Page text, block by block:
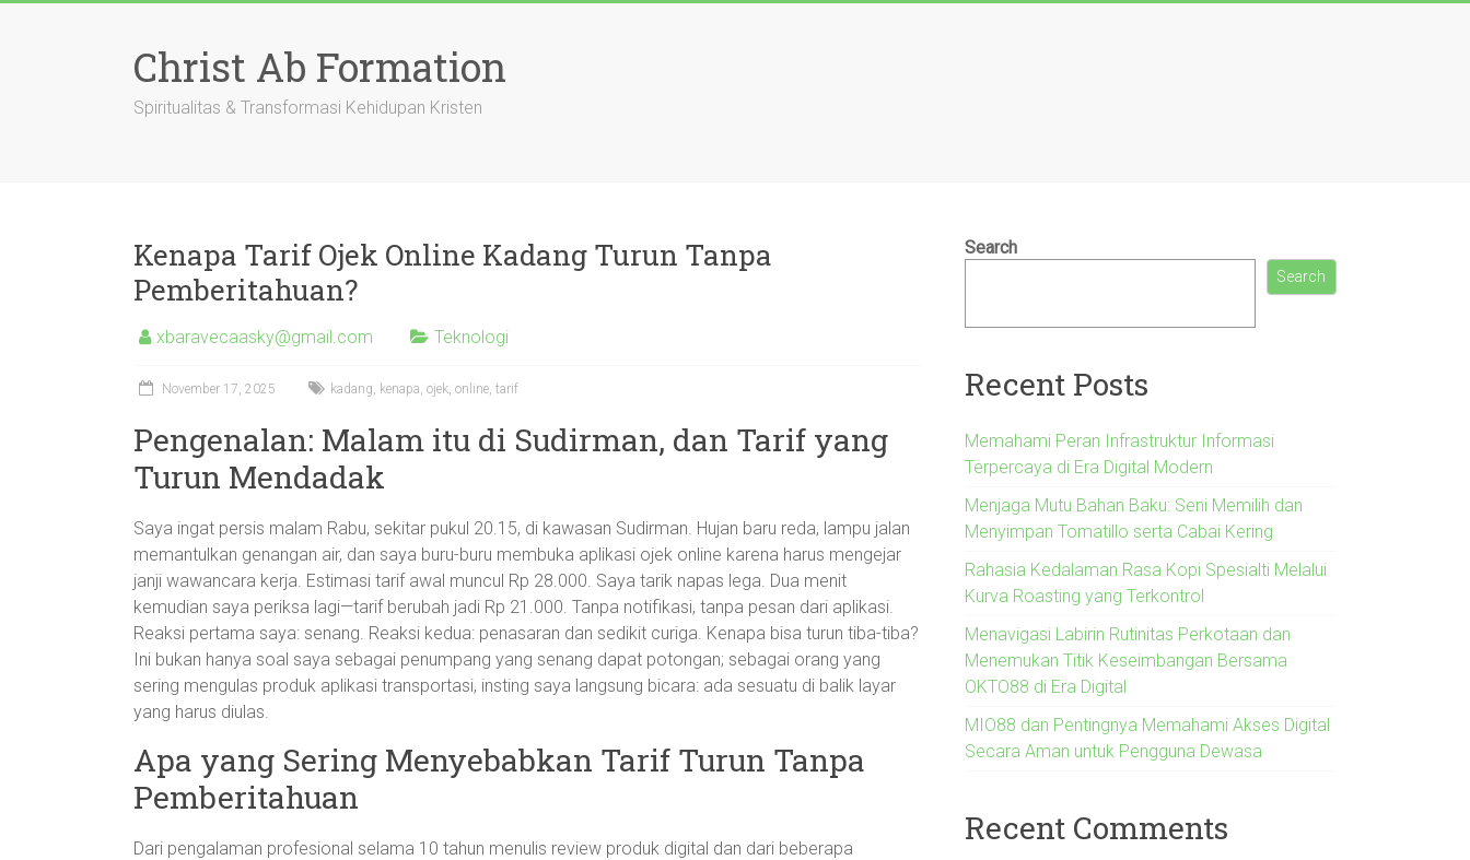
Christ Ab Formation
Spiritualitas & Transformasi Kehidupan Kristen
Kenapa Tarif Ojek Online Kadang Turun Tanpa
Pemberitahuan?
xbaravecaasky@gmail.com Teknologi
November 17, 2025 kadang, kenapa, ojek, online, tarif
Pengenalan: Malam itu di Sudirman, dan Tarif yang
Turun Mendadak
Saya ingat persis malam Rabu, sekitar pukul 20.15, di kawasan Sudirman. Hujan baru reda, lampu jalan
memantulkan genangan air, dan saya buru-buru membuka aplikasi ojek online karena harus mengejar
janji wawancara kerja. Estimasi tarif awal muncul Rp 28.000. Saya tarik napas lega. Dua menit
kemudian saya periksa lagi—tarif berubah jadi Rp 21.000. Tanpa notifikasi, tanpa pesan dari aplikasi.
Reaksi pertama saya: senang. Reaksi kedua: penasaran dan sedikit curiga. Kenapa bisa turun tiba-tiba?
Ini bukan hanya soal saya sebagai penumpang yang senang dapat potongan; sebagai orang yang
sering mengulas produk aplikasi transportasi, insting saya langsung bicara: ada sesuatu di balik layar
yang harus diulas.
Apa yang Sering Menyebabkan Tarif Turun Tanpa
Pemberitahuan
Dari pengalaman profesional selama 10 tahun menulis review produk digital dan dari beberapa
Search
Search
Recent Posts
Memahami Peran Infrastruktur Informasi
Terpercaya di Era Digital Modern
Menjaga Mutu Bahan Baku: Seni Memilih dan
Menyimpan Tomatillo serta Cabai Kering
Rahasia Kedalaman Rasa Kopi Spesialti Melalui
Kurva Roasting yang Terkontrol
Menavigasi Labirin Rutinitas Perkotaan dan
Menemukan Titik Keseimbangan Bersama
OKTO88 di Era Digital
MIO88 dan Pentingnya Memahami Akses Digital
Secara Aman untuk Pengguna Dewasa
Recent Comments